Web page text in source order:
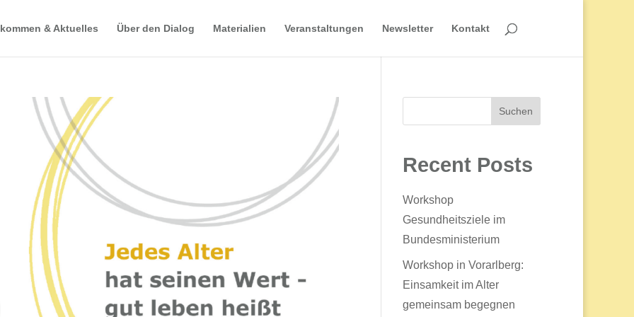
& Aktuelles Über den Dialog Materialien Veranstaltungen Newsletter Kontakt
Suchen
Recent Posts
Workshop
Gesundheitsziele im
Bundesministerium
Workshop in Vorarlberg:
Einsamkeit im Alter
gemeinsam begegnen